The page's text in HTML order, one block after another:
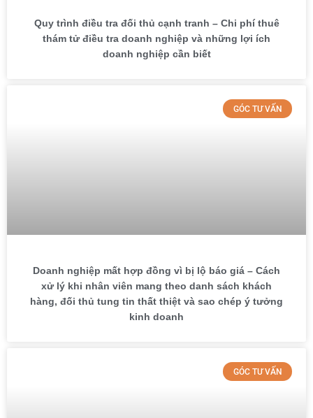
Quy trình điều tra đối thủ cạnh tranh – Chi phí thuê
thám tử điều tra doanh nghiệp và những lợi ích
doanh nghiệp cần biết
GÓC TƯ VẤN
Doanh nghiệp mất hợp đồng vì bị lộ báo giá – Cách
xử lý khi nhân viên mang theo danh sách khách
hàng, đối thủ tung tin thất thiệt và sao chép ý tưởng
kinh doanh
GÓC TƯ VẤN